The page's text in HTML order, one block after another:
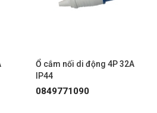
Ổ cắm nối di động 4P 32A
IP44
0849771090